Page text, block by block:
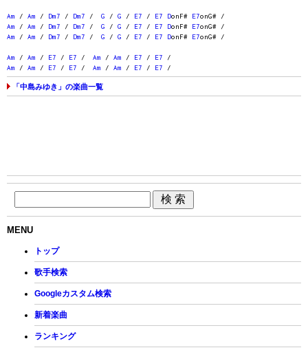
Am / Am / Dm7 / Dm7 / G / G / E7 / E7 DonF# E7onG# /
Am / Am / Dm7 / Dm7 / G / G / E7 / E7 DonF# E7onG# /
Am / Am / Dm7 / Dm7 / G / G / E7 / E7 DonF# E7onG# /
Am / Am / E7 / E7 / Am / Am / E7 / E7 /
Am / Am / E7 / E7 / Am / Am / E7 / E7 /
「中島みゆき」の楽曲一覧
MENU
トップ
歌手検索
Googleカスタム検索
新着楽曲
ランキング